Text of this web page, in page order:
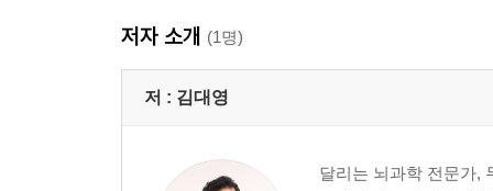
저자 소개 (1명)
저 : 김대영
달리는 뇌과학 전문가,